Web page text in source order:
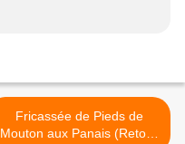
Fricassée de Pieds de
Mouton aux Panais (Retour